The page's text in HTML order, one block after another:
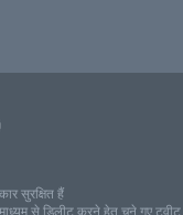
सुरक्षित हैं
से डिलीट करने हेतु चुने गए ट्वीट